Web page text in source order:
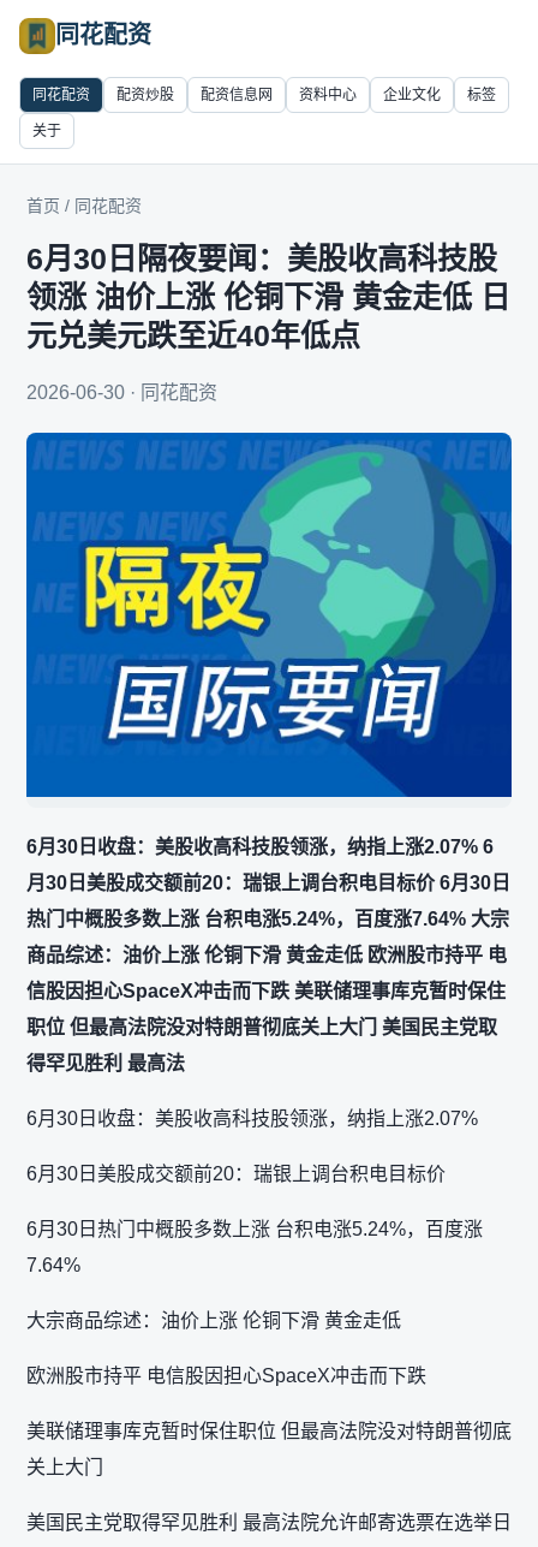
同花配资
同花配资 配资炒股 配资信息网 资料中心 企业文化 标签
关于
首页 / 同花配资
6月30日隔夜要闻：美股收高科技股
领涨 油价上涨 伦铜下滑 黄金走低 日
元兑美元跌至近40年低点
2026-06-30 · 同花配资
6月30日收盘：美股收高科技股领涨，纳指上涨2.07% 6
月30日美股成交额前20：瑞银上调台积电目标价 6月30日
热门中概股多数上涨 台积电涨5.24%，百度涨7.64% 大宗
商品综述：油价上涨 伦铜下滑 黄金走低 欧洲股市持平 电
信股因担心SpaceX冲击而下跌 美联储理事库克暂时保住
职位 但最高法院没对特朗普彻底关上大门 美国民主党取
得罕见胜利 最高法
6月30日收盘：美股收高科技股领涨，纳指上涨2.07%
6月30日美股成交额前20：瑞银上调台积电目标价
6月30日热门中概股多数上涨 台积电涨5.24%，百度涨
7.64%
大宗商品综述：油价上涨 伦铜下滑 黄金走低
欧洲股市持平 电信股因担心SpaceX冲击而下跌
美联储理事库克暂时保住职位 但最高法院没对特朗普彻底
关上大门
美国民主党取得罕见胜利 最高法院允许邮寄选票在选举日